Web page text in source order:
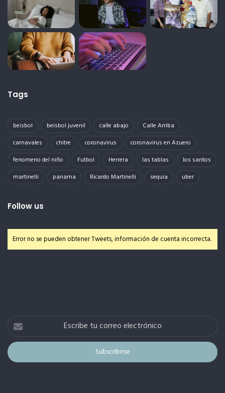
Tags
beisbol beisbol juvenil calle abajo
Calle Arriba
carnavales
chitre coronavirus
coronavirus en Azuero
fenomeno del niño
Futbol Herrera las tablas
los santos
martinelli
panama Ricardo Martinelli sequia uber
Follow us
Error no se pueden obtener Tweets, información de cuenta incorrecta.
Escribe
correo
electrónico